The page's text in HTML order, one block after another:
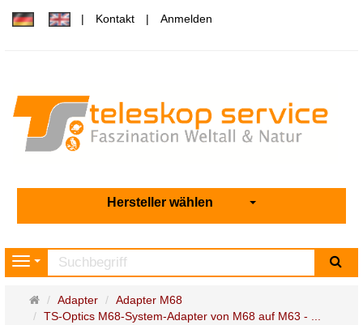
Kontakt Anmelden
Hersteller wählen
Navigation
Startseite
Adapter
Adapter M68
TS-Optics M68-System-Adapter von M68 auf M63 - ...